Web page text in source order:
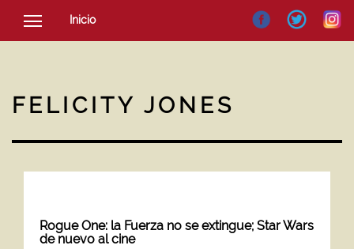
Inicio
SOCIEDAD
NOTICIAS
FELICITY JONES
Rogue One: la Fuerza no se extingue; Star Wars
de nuevo al cine